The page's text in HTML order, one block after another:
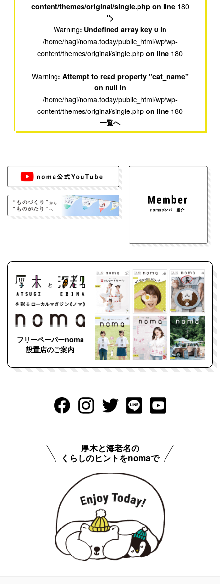
content/themes/original/single.php on line 180
">
Warning: Undefined array key 0 in
/home/hagi/noma.today/public_html/wp/wp-
content/themes/original/single.php on line 180
Warning: Attempt to read property "cat_name"
on null in
/home/hagi/noma.today/public_html/wp/wp-
content/themes/original/single.php on line 180
一覧へ
フリーペーパーnoma
設置店のご案内
厚木と海老名の
くらしのヒントをnomaで